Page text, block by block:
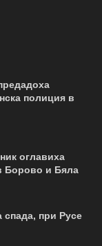
полиция в
оглавиха
Борово и Бяла
спада, при Русе